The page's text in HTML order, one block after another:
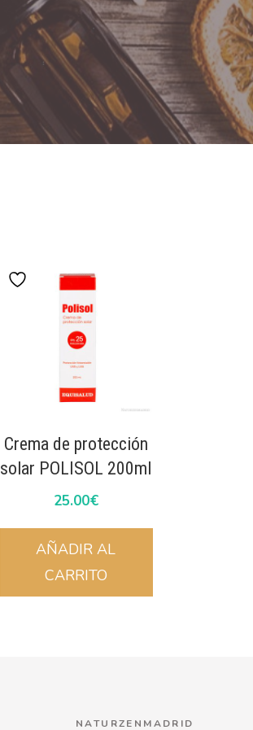
Crema de protección
solar POLISOL 200ml
25.00€
AÑADIR AL
CARRITO
NATURZENMADRID